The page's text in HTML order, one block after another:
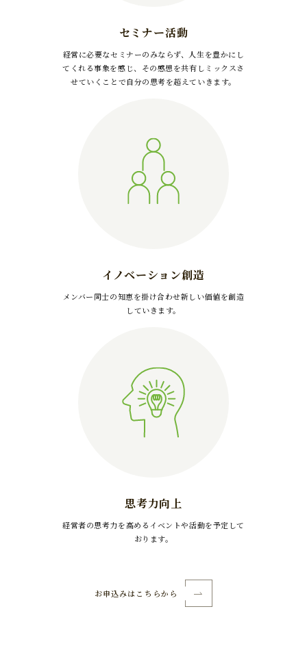
セミナー活動
経営に必要なセミナーのみならず、人生を豊かにし
てくれる事象を感じ、その感想を共有しミックスさ
せていくことで自分の思考を超えていきます。
イノベーション創造
メンバー同士の知恵を掛け合わせ新しい価値を創造
していきます。
思考力向上
経営者の思考力を高めるイベントや活動を予定して
おります。
お申込みはこちらから